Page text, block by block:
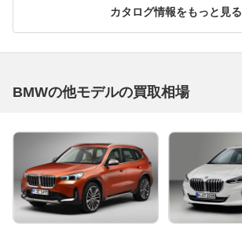
カタログ情報をもっと見る
BMWの他モデルの買取相場